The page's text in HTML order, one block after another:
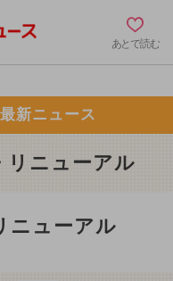
あとで読む
新ニュース
リニューアル
ニューアル